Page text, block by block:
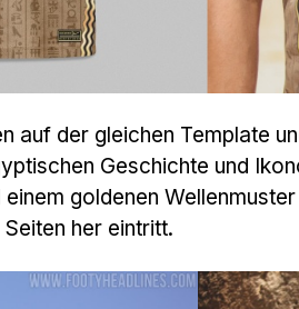
auf der gleichen Template
Geschichte und
goldenen
her eintritt.